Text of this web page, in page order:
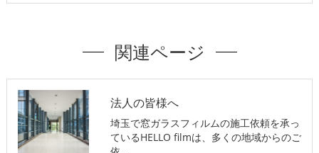
関連ページ
法人の皆様へ
埼玉で窓ガラスフィルムの施工依頼を承っ
ているHELLO filmは、多くの地域からのご